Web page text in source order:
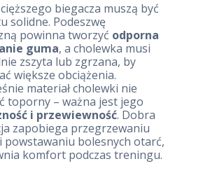
biegacza muszą być
solidne. Podeszwę
powinna tworzyć odporna
guma, a cholewka musi
zszyta lub zgrzana, by
większe obciążenia.
materiał cholewki nie
toporny – ważna jest jego
i przewiewność. Dobra
zapobiega przegrzewaniu
powstawaniu bolesnych otarć,
komfort podczas treningu.